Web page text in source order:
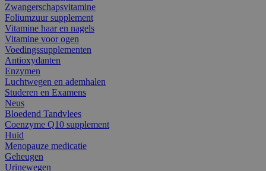
Zwangerschapsvitamine
Foliumzuur supplement
Vitamine haar en nagels
Vitamine voor ogen
Voedingssupplementen
Antioxydanten
Enzymen
Luchtwegen en ademhalen
Studeren en Examens
Neus
Bloedend Tandvlees
Coenzyme Q10 supplement
Huid
Menopauze medicatie
Geheugen
Urinewegen